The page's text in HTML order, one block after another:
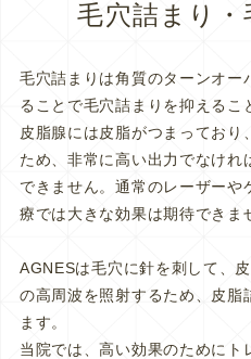
毛穴詰まり・
毛穴詰まりは角質のターンオー
ることで毛穴詰まりを抑えるこ
皮脂腺には皮脂がつまっており
ため、非常に高い出力でなけ
できません。通常のレーザー
療では大きな効果は期待できま
AGNESは毛穴に針を刺して、
の高周波を照射するため、皮脂
ます。
当院では、高い効果のために